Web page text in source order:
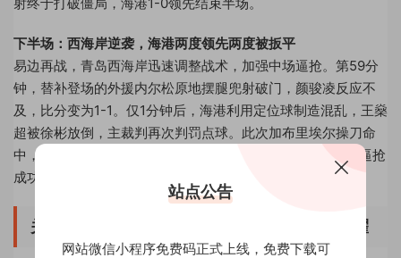
下半场：西海岸逆袭，海港两度领先两度被扳平
易边再战，青岛西海岸迅速调整战术，加强中场逼抢。第59分
钟，替补登场的外援内尔松原地摆腿兜射破门，颜骏凌反应不
及，比分变为1-1。仅1分钟后，海港利用定位球制造混乱，王燊
超被徐彬放倒，主裁判再次判罚点球。此次加布里埃尔操刀命
中，海港2-1再度领先。然而，第86分钟，西海岸前场高压逼抢
成功，高迪门前包抄推射得手，将比分定格为2-2。
关键人物：莱昂纳多失点致歉，西海岸外援闪耀
站点公告
网站微信小程序免费码正式上线，免费下载可